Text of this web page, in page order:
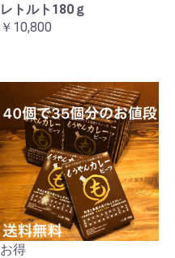
レトルト180ｇ
￥10,800
お得